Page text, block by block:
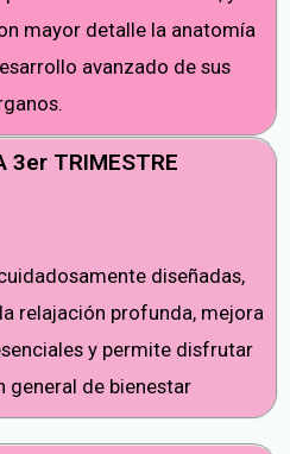
mayor detalle la anatomía
avanzado de sus
3er TRIMESTRE
diseñadas,
relajación profunda, mejora
y permite disfrutar
general de bienestar